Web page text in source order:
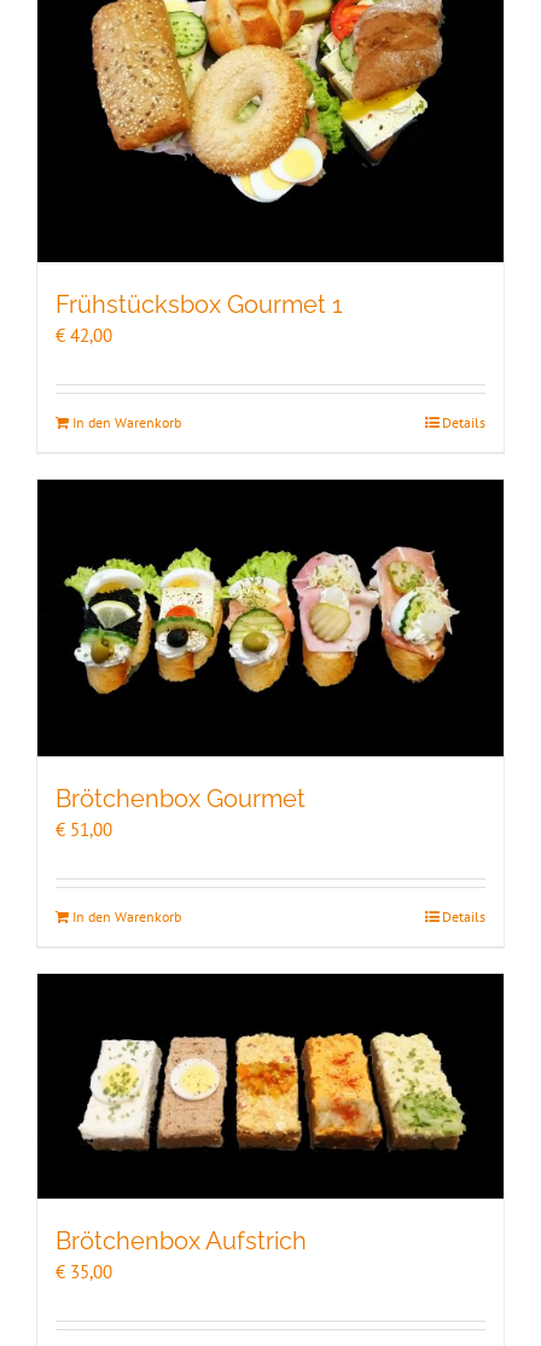
Frühstücksbox Gourmet 1
€ 42,00
In den Warenkorb Details
Brötchenbox Gourmet
€ 51,00
In den Warenkorb Details
Brötchenbox Aufstrich
€ 35,00